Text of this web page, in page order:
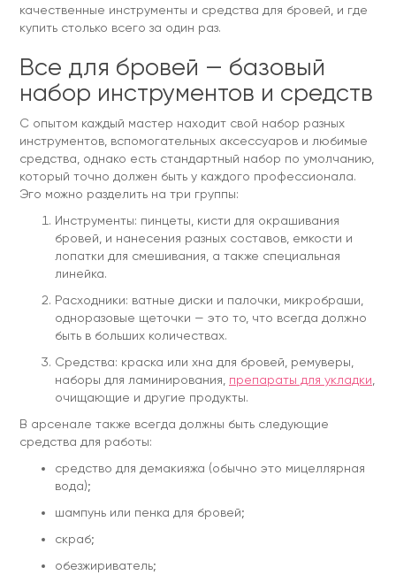
качественные инструменты и средства для бровей, и где
купить столько всего за один раз.
Все для бровей — базовый
набор инструментов и средств
С опытом каждый мастер находит свой набор разных
инструментов, вспомогательных аксессуаров и любимые
средства, однако есть стандартный набор по умолчанию,
который точно должен быть у каждого профессионала.
Эго можно разделить на три группы:
Инструменты: пинцеты, кисти для окрашивания
бровей, и нанесения разных составов, емкости и
лопатки для смешивания, а также специальная
линейка.
Расходники: ватные диски и палочки, микробраши,
одноразовые щеточки — это то, что всегда должно
быть в больших количествах.
Средства: краска или хна для бровей, ремуверы,
наборы для ламинирования, препараты для укладки
очищающие и другие продукты.
В арсенале также всегда должны быть следующие
средства для работы:
средство для демакияжа (обычно это мицеллярная
вода);
шампунь или пенка для бровей;
скраб;
обезжириватель;